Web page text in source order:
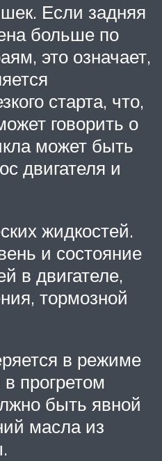
Если задняя
больше по
это означает,
старта, что,
говорить о
может быть
двигателя и
жидкостей.
и состояние
в двигателе,
тормозной
в режиме
прогретом
быть явной
масла из